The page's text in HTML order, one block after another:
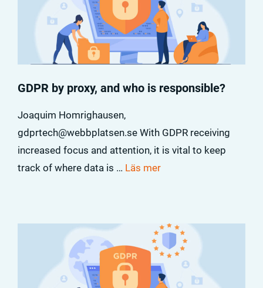
GDPR by proxy, and who is responsible?
Joaquim Homrighausen,
gdprtech@webbplatsen.se With GDPR receiving
increased focus and attention, it is vital to keep
track of where data is … Läs mer